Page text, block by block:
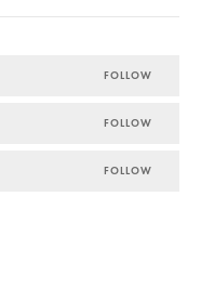
FOLLOW
FOLLOW
FOLLOW